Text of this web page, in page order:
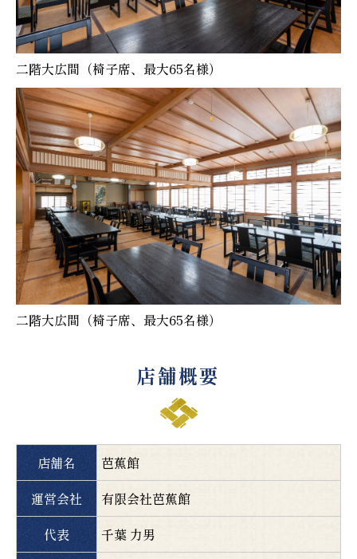
二階大広間（椅子席、最大65名様）
二階大広間（椅子席、最大65名様）
店舗概要
店舗名
芭蕉館
運営会社
有限会社芭蕉館
代表
千葉 力男